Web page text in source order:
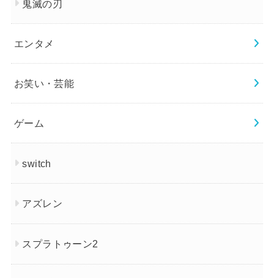
鬼滅の刃
エンタメ
お笑い・芸能
ゲーム
switch
アズレン
スプラトゥーン2